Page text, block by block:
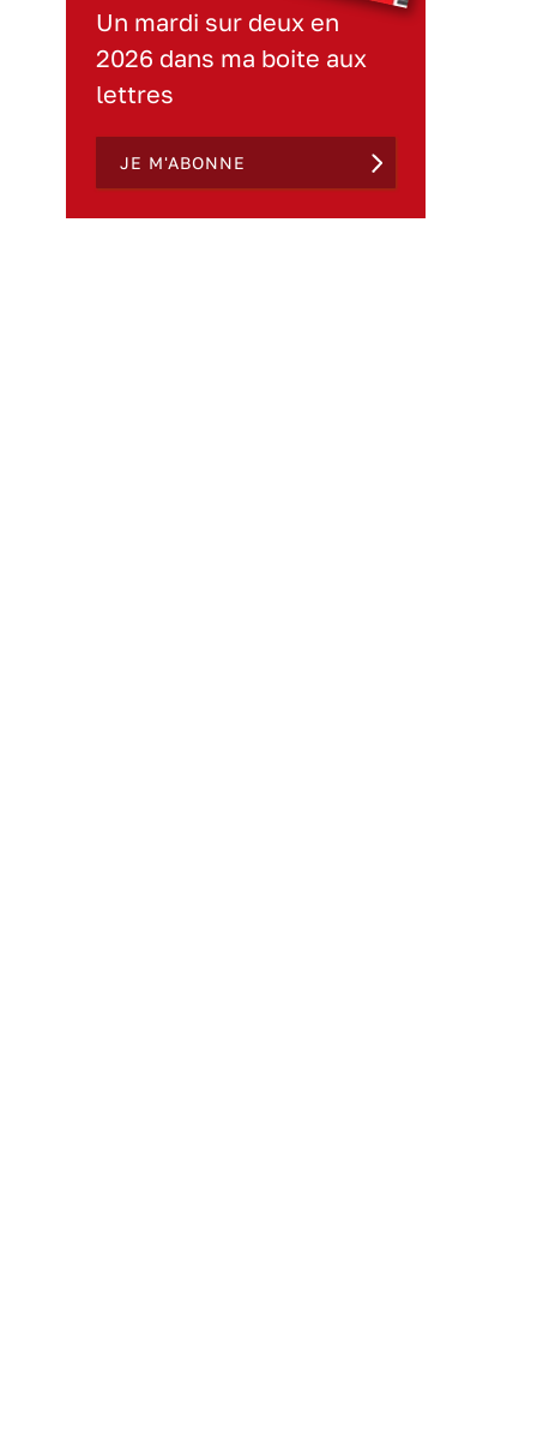
Un mardi sur deux en
2026 dans ma boite aux
lettres
JE M'ABONNE